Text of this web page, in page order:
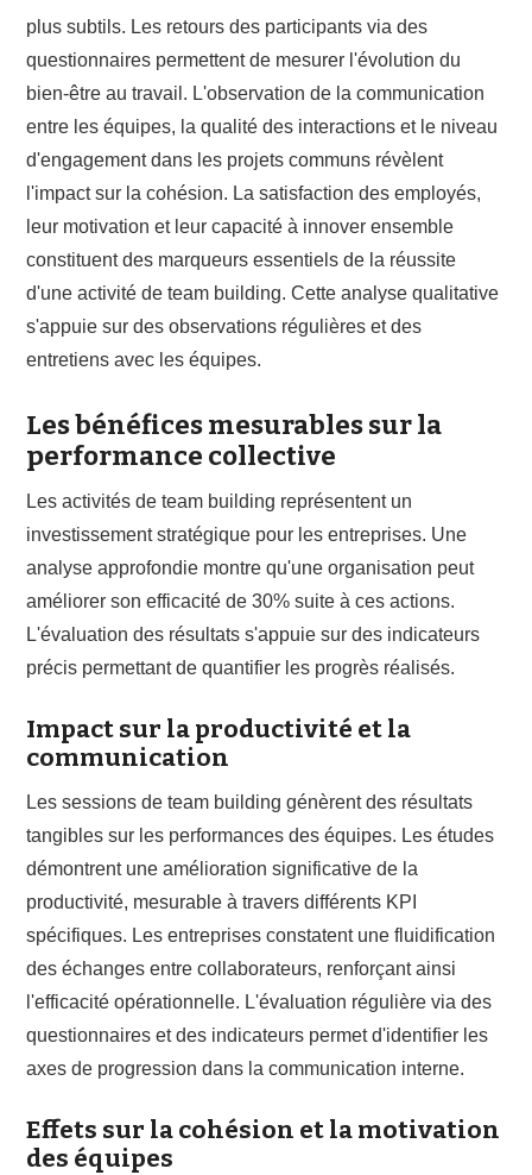
plus subtils. Les retours des participants via des
questionnaires permettent de mesurer l'évolution du
bien-être au travail. L'observation de la communication
entre les équipes, la qualité des interactions et le niveau
d'engagement dans les projets communs révèlent
l'impact sur la cohésion. La satisfaction des employés,
leur motivation et leur capacité à innover ensemble
constituent des marqueurs essentiels de la réussite
d'une activité de team building. Cette analyse qualitative
s'appuie sur des observations régulières et des
entretiens avec les équipes.
Les bénéfices mesurables sur la
performance collective
Les activités de team building représentent un
investissement stratégique pour les entreprises. Une
analyse approfondie montre qu'une organisation peut
améliorer son efficacité de 30% suite à ces actions.
L'évaluation des résultats s'appuie sur des indicateurs
précis permettant de quantifier les progrès réalisés.
Impact sur la productivité et la
communication
Les sessions de team building génèrent des résultats
tangibles sur les performances des équipes. Les études
démontrent une amélioration significative de la
productivité, mesurable à travers différents KPI
spécifiques. Les entreprises constatent une fluidification
des échanges entre collaborateurs, renforçant ainsi
l'efficacité opérationnelle. L'évaluation régulière via des
questionnaires et des indicateurs permet d'identifier les
axes de progression dans la communication interne.
Effets sur la cohésion et la motivation
des équipes